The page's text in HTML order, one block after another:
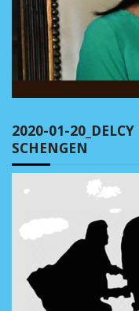
2020-01-
SCHENGEN